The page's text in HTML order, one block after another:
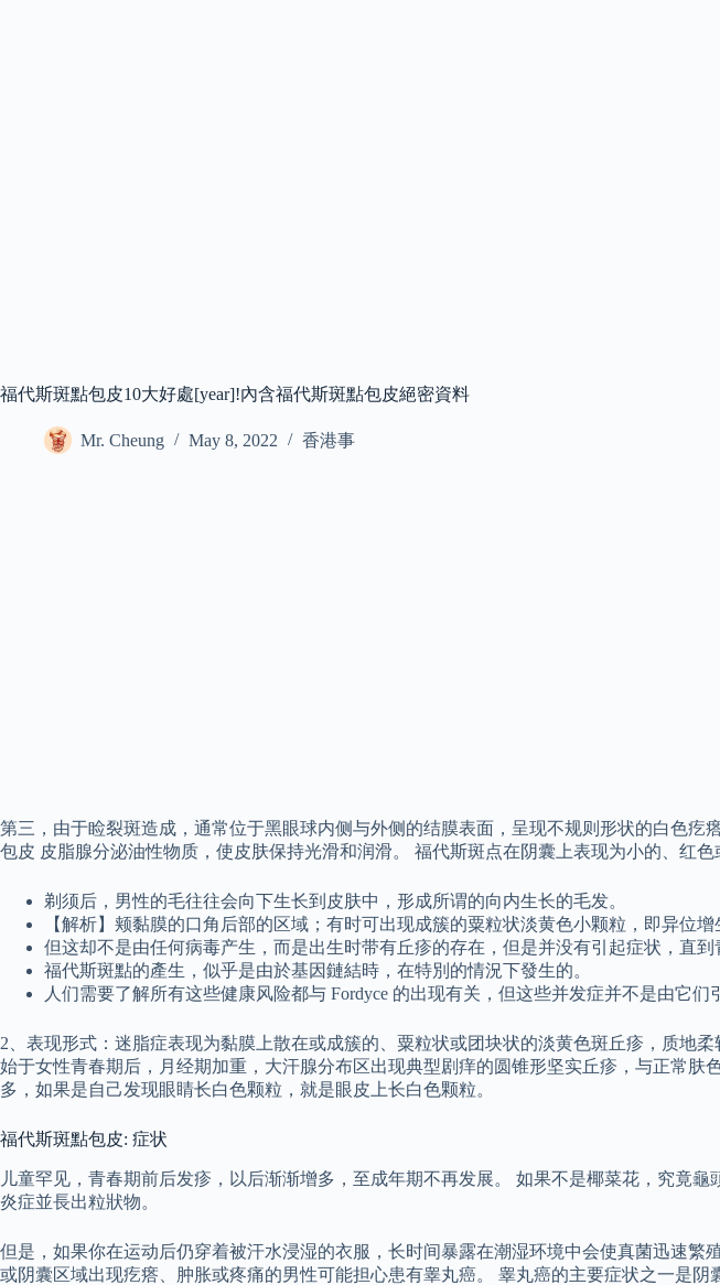
福代斯斑點包皮10大好處[year]!內含福代斯斑點包皮絕密資料
Mr. Cheung May 8, 2022 香港事
第三，由于睑裂斑造成，通常位于黑眼球内侧与外侧的结膜表面，呈现不规则形状的白色
包皮 皮脂腺分泌油性物质，使皮肤保持光滑和润滑。 福代斯斑点在阴囊上表现为小的、红色
剃须后，男性的毛往往会向下生长到皮肤中，形成所谓的向内生长的毛发。
【解析】颊黏膜的口角后部的区域；有时可出现成簇的粟粒状淡黄色小颗粒，即异位
但这却不是由任何病毒产生，而是出生时带有丘疹的存在，但是并没有引起症状，直
福代斯斑點的產生，似乎是由於基因鏈結時，在特別的情況下發生的。
人们需要了解所有这些健康风险都与 Fordyce 的出现有关，但这些并发症并不是由它们
2、表现形式：迷脂症表现为黏膜上散在或成簇的、粟粒状或团块状的淡黄色斑丘疹，质地
始于女性青春期后，月经期加重，大汗腺分布区出现典型剧痒的圆锥形坚实丘疹，与正常
多，如果是自己发现眼睛长白色颗粒，就是眼皮上长白色颗粒。
福代斯斑點包皮: 症状
儿童罕见，青春期前后发疹，以后渐渐增多，至成年期不再发展。 如果不是椰菜花，究竟
炎症並長出粒狀物。
但是，如果你在运动后仍穿着被汗水浸湿的衣服，长时间暴露在潮湿环境中会使真菌迅速
或阴囊区域出现疙瘩、肿胀或疼痛的男性可能担心患有睾丸癌。 睾丸癌的主要症状之一是阴